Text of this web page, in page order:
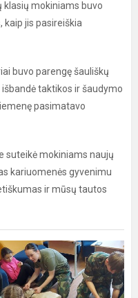
klasių mokiniams buvo
kaip jis pasireiškia
buvo parengę šauliškų
taktikos ir šaudymo
pasimatavo
suteikė mokiniams naujų
kariuomenės gyvenimu
ir mūsų tautos